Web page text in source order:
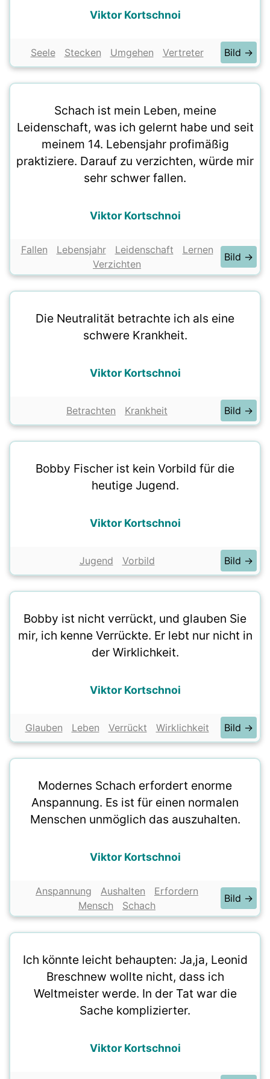
Viktor Kortschnoi
Seele Stecken Umgehen Vertreter Bild →
Schach ist mein Leben, meine
Leidenschaft, was ich gelernt habe und seit
meinem 14. Lebensjahr profimäßig
praktiziere. Darauf zu verzichten, würde mir
sehr schwer fallen.
Viktor Kortschnoi
Fallen Lebensjahr Leidenschaft
Lernen
Verzichten
Bild →
Die Neutralität betrachte ich als eine
schwere Krankheit.
Viktor Kortschnoi
Betrachten Krankheit Bild →
Bobby Fischer ist kein Vorbild für die
heutige Jugend.
Viktor Kortschnoi
Jugend Vorbild Bild →
Bobby ist nicht verrückt, und glauben Sie
mir, ich kenne Verrückte. Er lebt nur nicht in
der Wirklichkeit.
Viktor Kortschnoi
Glauben Leben Verrückt Wirklichkeit Bild →
Modernes Schach erfordert enorme
Anspannung. Es ist für einen normalen
Menschen unmöglich das auszuhalten.
Viktor Kortschnoi
Anspannung Aushalten
Erfordern
Mensch
Schach
Bild →
Ich könnte leicht behaupten: Ja,ja, Leonid
Breschnew wollte nicht, dass ich
Weltmeister werde. In der Tat war die
Sache komplizierter.
Viktor Kortschnoi